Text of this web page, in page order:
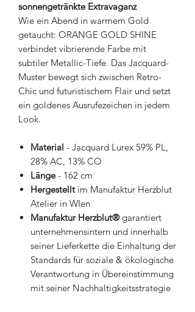
sonnengetränkte Extravaganz
Wie ein Abend in warmem Gold
getaucht: ORANGE GOLD SHINE
verbindet vibrierende Farbe mit
subtiler Metallic-Tiefe. Das Jacquard-
Muster bewegt sich zwischen Retro-
Chic und futuristischem Flair und setzt
ein goldenes Ausrufezeichen in jedem
Look.
Material - Jacquard Lurex 59% PL,
28% AC, 13% CO
Länge- 162 cm
Hergestelltim Manufaktur Herzblut
Atelier in WIen
Manufaktur Herzblut®garantiert
unternehmensintern und innerhalb
seiner Lieferkette die Einhaltung der
Standards für soziale & ökologische
Verantwortung in Übereinstimmung
mit seiner Nachhaltigkeitsstrategie